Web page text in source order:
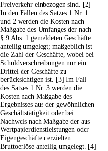
Freiverkehr einbezogen sind. [2]
In den Fällen des Satzes 1 Nr. 1
und 2 werden die Kosten nach
Maßgabe des Umfanges der nach
§ 9 Abs. 1 gemeldeten Geschäfte
anteilig umgelegt; maßgeblich ist
die Zahl der Geschäfte, wobei bei
Schuldverschreibungen nur ein
Drittel der Geschäfte zu
berücksichtigen ist. [3] Im Fall
des Satzes 1 Nr. 3 werden die
Kosten nach Maßgabe des
Ergebnisses aus der gewöhnlichen
Geschäftstätigkeit oder bei
Nachweis nach Maßgabe der aus
Wertpapierdienstleistungen oder
Eigengeschäften erzielten
Bruttoerlöse anteilig umgelegt. [4]